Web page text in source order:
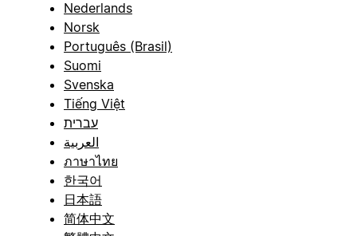
Nederlands
Norsk
Português (Brasil)
Suomi
Svenska
Tiếng Việt
עברית
العربية
ภาษาไทย
한국어
日本語
简体中文